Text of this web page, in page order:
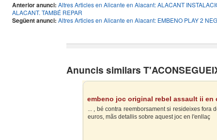
Anterior anunci: Altres Articles en Alicante en Alacant: ALACANT
ALACANT. TAMBÉ REPAR
Següent anunci: Altres Articles en Alicante en Alacant: EMBENO PLAY 2
Anuncis similars
embeno joc original rebel assault ii en
... , bé contra reemborsament si resideixes fora
euros, mãs detallis sobre aquest joc en l'enllaç